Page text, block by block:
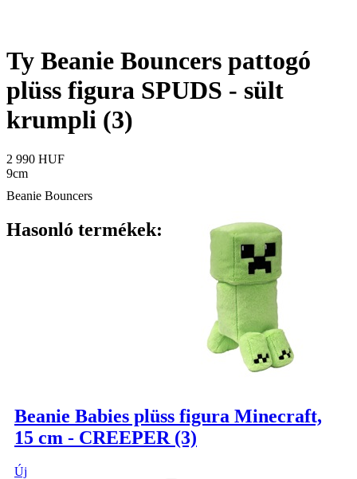
Ty Beanie Bouncers pattogó
plüss figura SPUDS - sült
krumpli (3)
2 990 HUF
9cm
Beanie Bouncers
Hasonló termékek:
Beanie Babies plüss figura Minecraft,
15 cm - CREEPER (3)
Új